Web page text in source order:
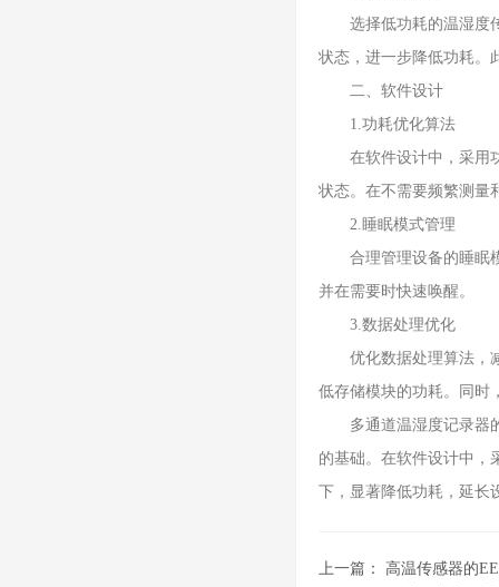
选择低功耗的温湿度传
状态，进一步降低功耗。
二、软件设计
1.功耗优化算法
在软件设计中，采用功
状态。在不需要频繁测量
2.睡眠模式管理
合理管理设备的睡眠模
并在需要时快速唤醒。
3.数据处理优化
优化数据处理算法，减
低存储模块的功耗。同时
多通道温湿度记录器的
的基础。在软件设计中，
下，显著降低功耗，延长
上一篇： 高温传感器的